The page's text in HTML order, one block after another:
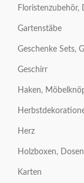
Floristenzubehör,
Gartenstäbe
Geschenke Sets,
Geschirr
Haken,
Herz
Holzboxen,
Karten